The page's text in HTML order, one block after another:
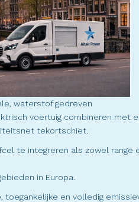
waterstof gedreven
voertuig combineren met
tekortschiet.
te integreren als zowel range
in Europa.
toegankelijke en volledig